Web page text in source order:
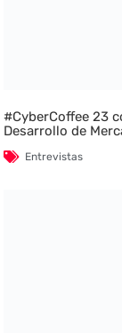
#CyberCoffee 23
Desarrollo de
Entrevistas